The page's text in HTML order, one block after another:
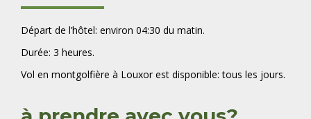
Départ de l’hôtel: environ 04:30 du matin.
Durée: 3 heures.
Vol en montgolfière à Louxor est disponible: tous les jours.